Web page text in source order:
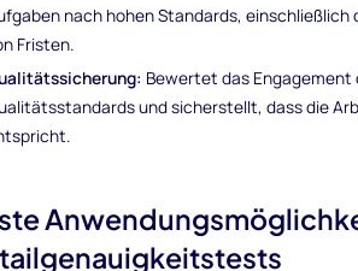
nach hohen Standards,
Fristen.
Bewertet das Engagement
und sicherstellt, dass die